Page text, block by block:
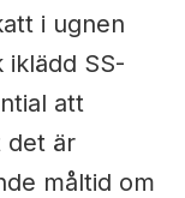
i ugnen
SS-
att
det är
måltid om